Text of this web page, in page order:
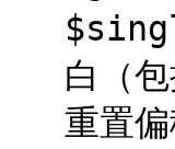
白（
重置